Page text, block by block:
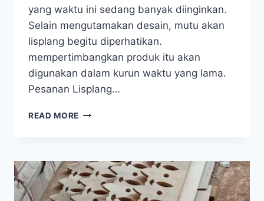
yang waktu ini sedang banyak diinginkan.
Selain mengutamakan desain, mutu akan
lisplang begitu diperhatikan.
mempertimbangkan produk itu akan
digunakan dalam kurun waktu yang lama.
Pesanan Lisplang…
READ MORE